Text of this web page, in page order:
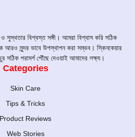
ও সুস্থতার বিশ্বস্ত সঙ্গী। আমরা বিশ্বাস করি সঠিক
আরও সুন্দর ভাবে উপস্থাপন করা সম্ভব। স্কিনকেয়ার
সঠিক পরামর্শ পৌঁছে দেওয়াই আমাদের লক্ষ্য।
Categories
Skin Care
Tips & Tricks
Product Reviews
Web Stories